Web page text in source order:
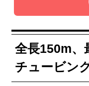
全長150m、
チュービン